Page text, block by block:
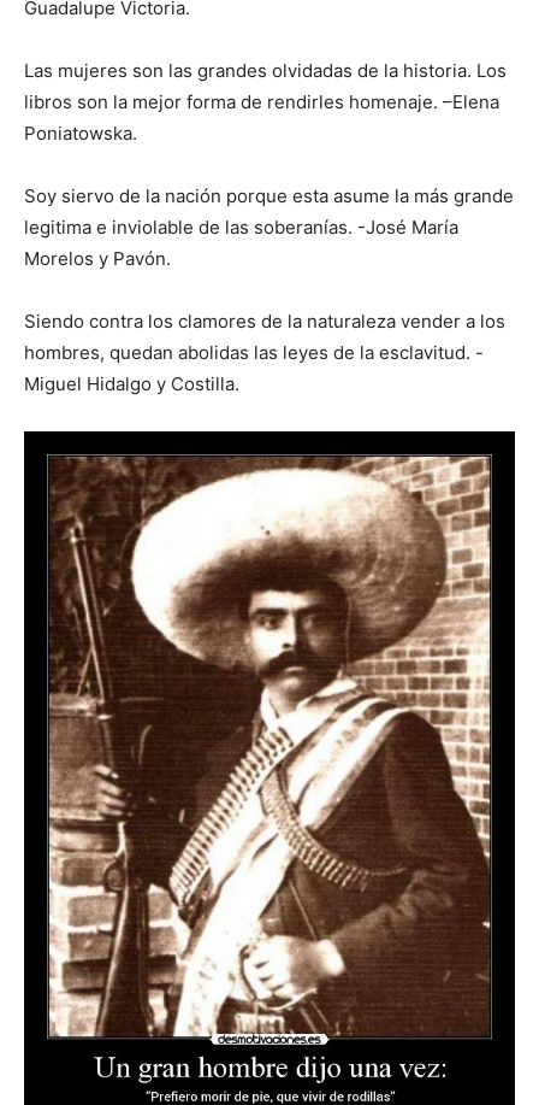
Guadalupe Victoria.
Las mujeres son las grandes olvidadas de la historia. Los
libros son la mejor forma de rendirles homenaje. –Elena
Poniatowska.
Soy siervo de la nación porque esta asume la más grande
legitima e inviolable de las soberanías. -José María
Morelos y Pavón.
Siendo contra los clamores de la naturaleza vender a los
hombres, quedan abolidas las leyes de la esclavitud. -
Miguel Hidalgo y Costilla.